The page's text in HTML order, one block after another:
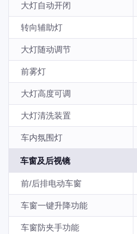
大灯自动开闭
转向辅助灯
大灯随动调节
前雾灯
大灯高度可调
大灯清洗装置
车内氛围灯
车窗及后视镜
前/后排电动车窗
车窗一键升降功能
车窗防夹手功能